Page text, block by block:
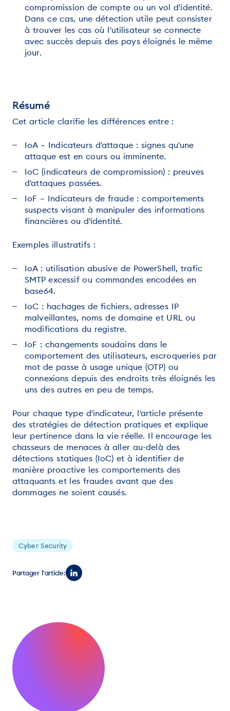
compromission de compte ou un vol d'identité.
Dans ce cas, une détection utile peut consister
à trouver les cas où l'utilisateur se connecte
avec succès depuis des pays éloignés le même
jour.
Résumé
Cet article clarifie les différences entre :
IoA – Indicateurs d'attaque : signes qu'une
attaque est en cours ou imminente.
IoC (indicateurs de compromission) : preuves
d'attaques passées.
IoF – Indicateurs de fraude : comportements
suspects visant à manipuler des informations
financières ou d'identité.
Exemples illustratifs :
IoA : utilisation abusive de PowerShell, trafic
SMTP excessif ou commandes encodées en
base64.
IoC : hachages de fichiers, adresses IP
malveillantes, noms de domaine et URL ou
modifications du registre.
IoF : changements soudains dans le
comportement des utilisateurs, escroqueries par
mot de passe à usage unique (OTP) ou
connexions depuis des endroits très éloignés les
uns des autres en peu de temps.
Pour chaque type d'indicateur, l'article présente
des stratégies de détection pratiques et explique
leur pertinence dans la vie réelle. Il encourage les
chasseurs de menaces à aller au-delà des
détections statiques (IoC) et à identifier de
manière proactive les comportements des
attaquants et les fraudes avant que des
dommages ne soient causés.
Cyber Security
Partager l'article: